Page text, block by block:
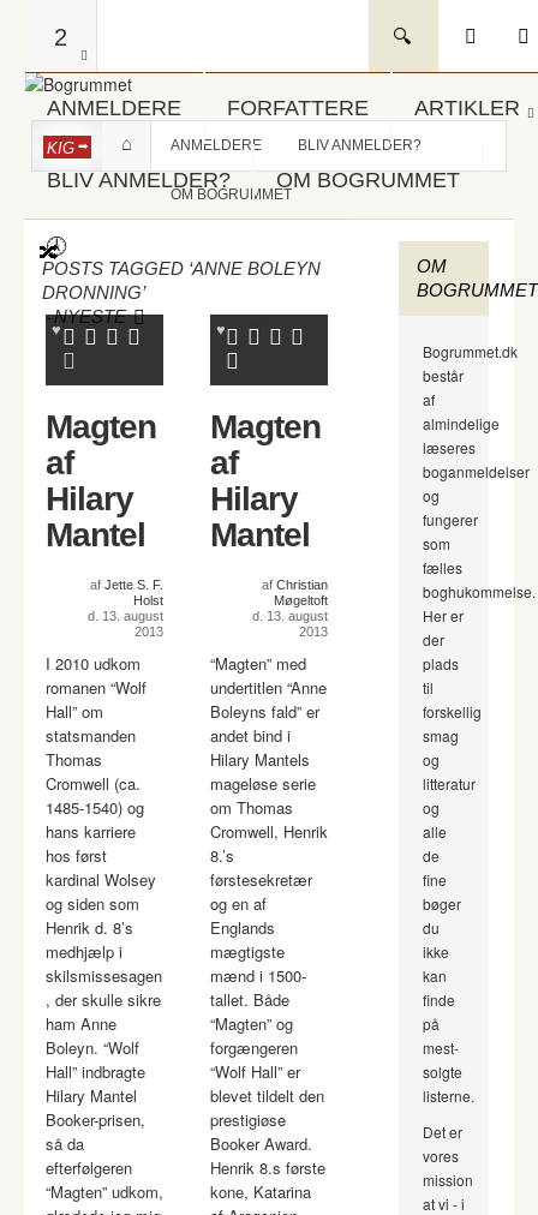
2
ANMELDERE FORFATTERE ARTIKLER
BLIV ANMELDER? OM BOGRUMMET
KIG ANMELDERE BLIV ANMELDER?
OM BOGRUMMET
POSTS TAGGED ‘ANNE BOLEYN
DRONNING’
-NYESTE
Magten
af
Hilary
Mantel
af Jette S. F.
Holst
d. 13. august
2013
I 2010 udkom
romanen “Wolf
Hall” om
statsmanden
Thomas
Cromwell (ca.
1485-1540) og
hans karriere
hos først
kardinal Wolsey
og siden som
Henrik d. 8’s
medhjælp i
skilsmissesagen
, der skulle sikre
ham Anne
Boleyn. “Wolf
Hall” indbragte
Hilary Mantel
Booker-prisen,
så da
efterfølgeren
“Magten” udkom,
Magten
af
Hilary
Mantel
af Christian
Møgeltoft
d. 13. august
2013
“Magten” med
undertitlen “Anne
Boleyns fald” er
andet bind i
Hilary Mantels
mageløse serie
om Thomas
Cromwell, Henrik
8.’s
førstesekretær
og en af
Englands
mægtigste
mænd i 1500-
tallet. Både
“Magten” og
forgængeren
“Wolf Hall” er
blevet tildelt den
prestigiøse
Booker Award.
Henrik 8.s første
kone, Katarina
OM
BOGRUMMET
Bogrummet.dk
består
af
almindelige
læseres
boganmeldelser
og
fungerer
som
fælles
boghukommelse.
Her er
der
plads
til
forskellig
smag
og
litteratur
og
alle
de
fine
bøger
du
ikke
kan
finde
på
mest-
solgte
listerne.
Det er
vores
mission
at vi - i